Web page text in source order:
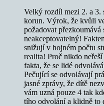
Velký rozdíl mezi 2. a 3.
korun. Výrok, že kvůli
požadovat
neakceptovatelný!
snižují v hojném počtu
realita! Proč nikdo
fakta, že se lidé
Pečující se odvolávají
jasné zprávy, že dítě
vám uzná pouze 4 tak
tího odvolání a klidně to